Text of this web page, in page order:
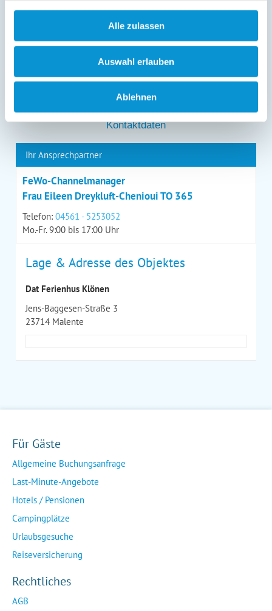
Alle zulassen
Auswahl erlauben
Ablehnen
Ihnen ein Beschwerderecht bei einer Aufsichtsbehörde
Kontaktdaten
Ihr Ansprechpartner
FeWo-Channelmanager
Frau Eileen Dreykluft-Chenioui TO 365
Telefon: 04561 - 5253052
Mo.-Fr. 9:00 bis 17:00 Uhr
Lage & Adresse des Objektes
Dat Ferienhus Klönen
Jens-Baggesen-Straße 3
23714 Malente
Für Gäste
Allgemeine Buchungsanfrage
Last-Minute-Angebote
Hotels / Pensionen
Campingplätze
Urlaubsgesuche
Reiseversicherung
Rechtliches
AGB